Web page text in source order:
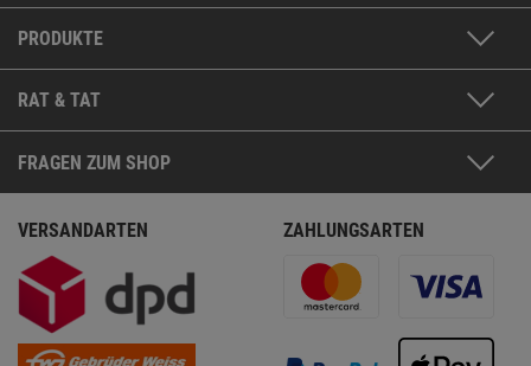
PRODUKTE
RAT & TAT
FRAGEN ZUM SHOP
VERSANDARTEN ZAHLUNGSARTEN